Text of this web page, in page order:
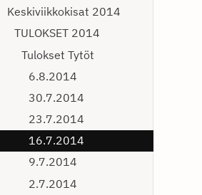
Keskiviikkokisat 2014
TULOKSET 2014
Tulokset Tytöt
6.8.2014
30.7.2014
23.7.2014
16.7.2014
9.7.2014
2.7.2014